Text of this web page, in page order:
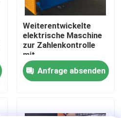
Weiterentwickelte
elektrische Maschine
zur Zahlenkontrolle
mit
Druckbremsbeugung
3260 mm x 1500 mm
Anfrage absenden